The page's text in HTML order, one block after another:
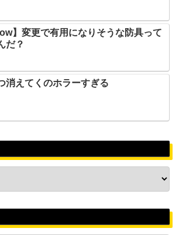
】変更で有用になりそうな防具って
だ？
消えてくのホラーすぎる